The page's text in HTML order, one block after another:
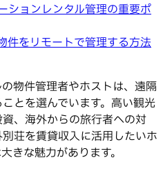
ションレンタル管理の重要ポ
件をリモートで管理する方法
物件管理者やホストは、遠隔
とを選んでいます。高い観光
、海外からの旅行者への対
荘を賃貸収入に活用したいホ
きな魅力があります。